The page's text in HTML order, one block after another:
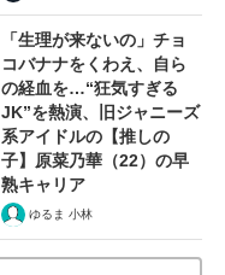
「生理が来ないの」チョ
コバナナをくわえ、自ら
の経血を…“狂気すぎる
JK”を熱演、旧ジャニーズ
系アイドルの【推しの
子】原菜乃華（22）の早
熟キャリア
ゆるま 小林